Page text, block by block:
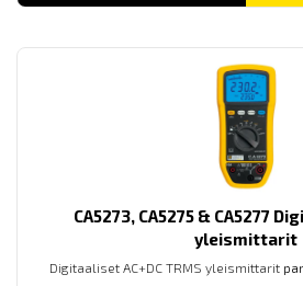
CA5273, CA5275 & CA5277
yleismittarit
Digitaaliset AC+DC TRMS yleismittarit